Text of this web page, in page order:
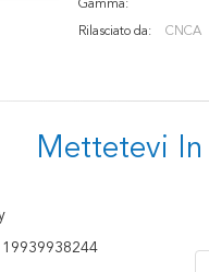
Gamma:
Rilasciato da:
CNCA
Mettetevi